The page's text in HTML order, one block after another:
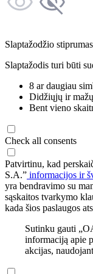
Slaptažodžio
Slaptažodis turi būti
8 ar daugiau
Didžiųjų ir
Bent vieno
Check all consents
Patvirtinu, kad
S.A.” informacijos ir
yra bendravimo su
sąskaitos tvarkymo
kada šios paslaugos
Sutinku gauti
informaciją apie
akcijas,